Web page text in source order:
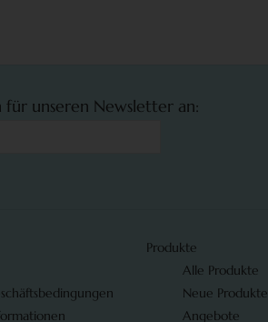
für unseren Newsletter an:
Produkte
Alle Produkte
Neue Produkte
Angebote